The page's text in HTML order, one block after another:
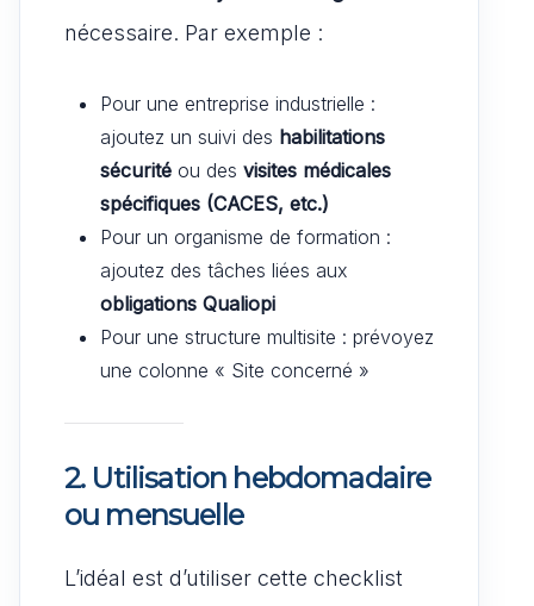
nécessaire. Par exemple :
Pour une entreprise industrielle :
ajoutez un suivi des habilitations
sécurité ou des visites médicales
spécifiques (CACES, etc.)
Pour un organisme de formation :
ajoutez des tâches liées aux
obligations Qualiopi
Pour une structure multisite : prévoyez
une colonne « Site concerné »
2. Utilisation hebdomadaire
ou mensuelle
L’idéal est d’utiliser cette checklist